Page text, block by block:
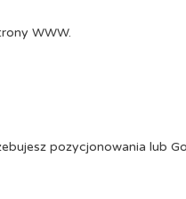
WWW.
pozycjonowania lub